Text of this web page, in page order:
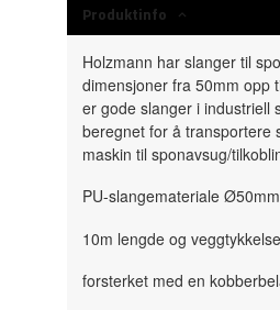
Produktinfo
Holzmann har slanger til
dimensjoner fra 50mm opp
er gode slanger i industriell
beregnet for å transportere
maskin til sponavsug/
PU-slangemateriale Ø50mm
10m lengde og
forsterket med en